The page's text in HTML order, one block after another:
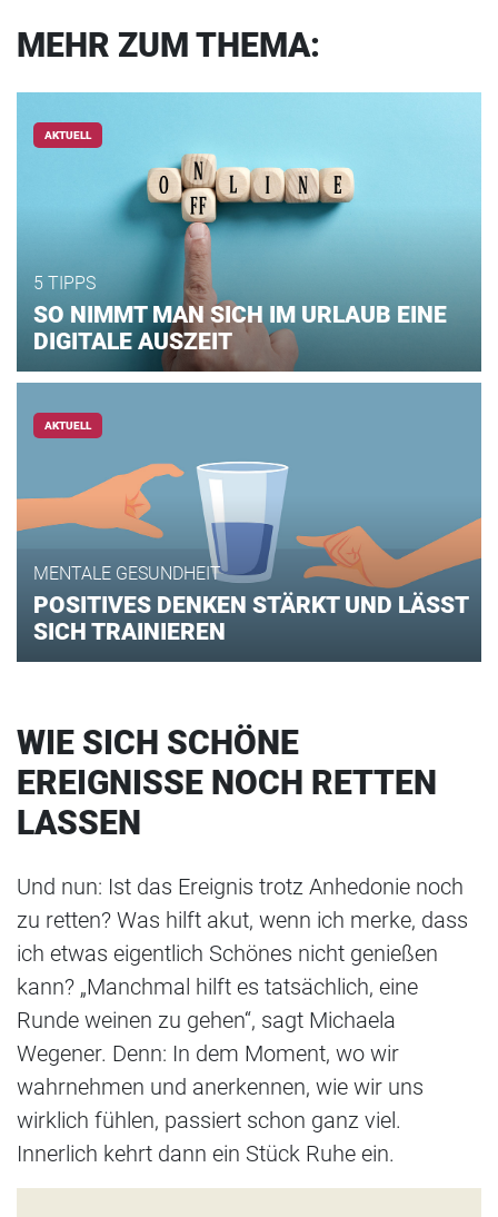
MEHR ZUM THEMA:
AKTUELL
5 TIPPS
SO NIMMT MAN SICH IM URLAUB EINE
DIGITALE AUSZEIT
AKTUELL
MENTALE GESUNDHEIT
POSITIVES DENKEN STÄRKT UND LÄSST
SICH TRAINIEREN
WIE SICH SCHÖNE
EREIGNISSE NOCH RETTEN
LASSEN
Und nun: Ist das Ereignis trotz Anhedonie noch
zu retten? Was hilft akut, wenn ich merke, dass
ich etwas eigentlich Schönes nicht genießen
kann? „Manchmal hilft es tatsächlich, eine
Runde weinen zu gehen“, sagt Michaela
Wegener. Denn: In dem Moment, wo wir
wahrnehmen und anerkennen, wie wir uns
wirklich fühlen, passiert schon ganz viel.
Innerlich kehrt dann ein Stück Ruhe ein.